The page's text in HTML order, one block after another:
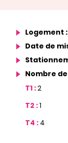
Logement :
Date de
Nombre
T1 :2
T2 :1
T4 : 4